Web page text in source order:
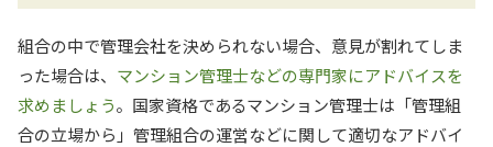
組合の中で管理会社を決められない場合、意見が割れてしま
った場合は、 マンション管理士などの専門家にアドバイスを
求めましょう。国家資格であるマンション管理士は「管理組
合の立場から」管理組合の運営などに関して適切なアドバイ